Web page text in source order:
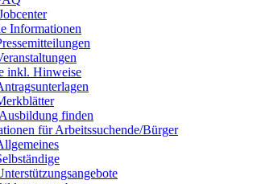
Informationen
inkl. Hinweise
finden
für Arbeitssuchende/Bürger